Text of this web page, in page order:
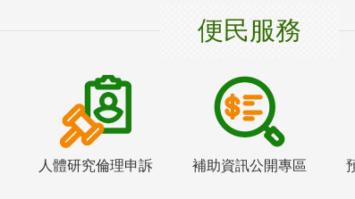
便民服務
人體研究倫理申訴 補助資訊公開專區